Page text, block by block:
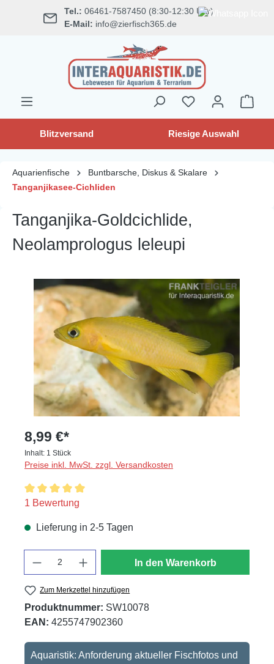
springen Tel.: 06461-7587450 (8:30-12:30 Uhr)
E-Mail: info@zierfisch365.de
Blitzversand Riesige Auswahl
Aquarienfische
Buntbarsche, Diskus & Skalare
Tanganjikasee-Cichliden
Tanganjika-Goldcichlide,
Neolamprologus leleupi
Bildergalerie überspringen
8,99 €*
Inhalt: 1 Stück
Preise inkl. MwSt. zzgl. Versandkosten
Durchschnittliche Bewertung von 5 von 5 Sternen
1 Bewertung
Lieferung in 2-5 Tagen
In den Warenkorb
Zum Merkzettel hinzufügen
Produktnummer: SW10078
EAN: 4255747902360
Aquaristik: Anforderung aktueller Fischfotos und